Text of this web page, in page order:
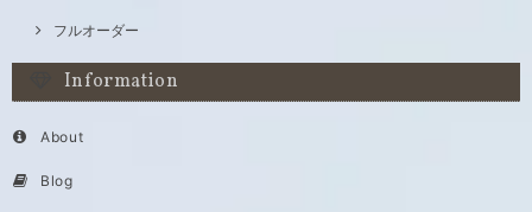
フルオーダー
Information
About
Blog